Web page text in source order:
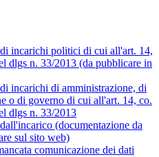
incarichi politici di cui all'art. 14,
dlgs n. 33/2013 (da pubblicare in
incarichi di amministrazione, di
o di governo di cui all'art. 14, co.
dlgs n. 33/2013
(documentazione da
sul sito web)
comunicazione dei dati